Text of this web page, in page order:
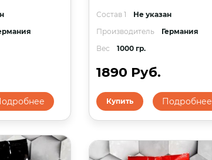
Состав 1
Не указан
Производитель
Германия
Вес
1000 гр.
1890 Руб.
Купить Подробнее